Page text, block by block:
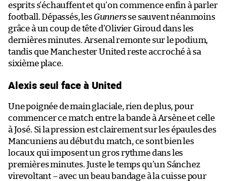
esprits s’échauffent et qu’on commence enfin à parler
football. Dépassés, les Gunnersse sauvent néanmoins
grâce à un coup de tête d’Olivier Giroud dans les
dernières minutes. Arsenal remonte sur le podium,
tandis que Manchester United reste accroché à sa
sixième place.
Alexis seul face à United
Une poignée de main glaciale, rien de plus, pour
commencer ce match entre la bande à Arsène et celle
à José. Si la pression est clairement sur les épaules des
Mancuniens au début du match, ce sont bien les
locaux qui imposent un gros rythme dans les
premières minutes. Juste le temps qu’un Sánchez
virevoltant – avec un beau bandage à la cuisse pour